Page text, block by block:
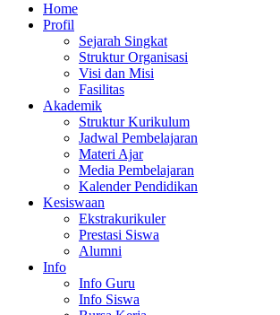
Home
Profil
Sejarah Singkat
Struktur Organisasi
Visi dan Misi
Fasilitas
Akademik
Struktur Kurikulum
Jadwal Pembelajaran
Materi Ajar
Media Pembelajaran
Kalender Pendidikan
Kesiswaan
Ekstrakurikuler
Prestasi Siswa
Alumni
Info
Info Guru
Info Siswa